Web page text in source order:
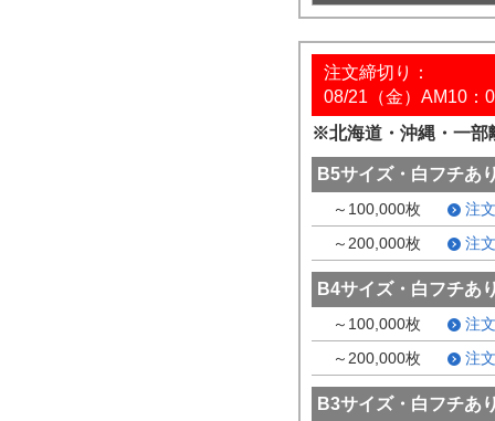
注文締切り：
08/21（金）AM10：
※北海道・沖縄・一部
B5サイズ・白フチあ
～100,000枚 注
～200,000枚 注
B4サイズ・白フチあ
～100,000枚 注
～200,000枚 注
B3サイズ・白フチあ